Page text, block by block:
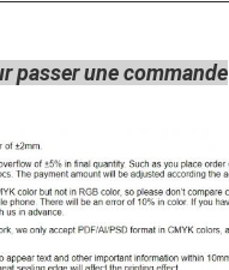
passer une commande